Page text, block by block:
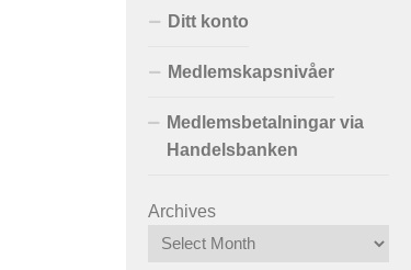
Ditt konto
Medlemskapsnivåer
Medlemsbetalningar via
Handelsbanken
Archives